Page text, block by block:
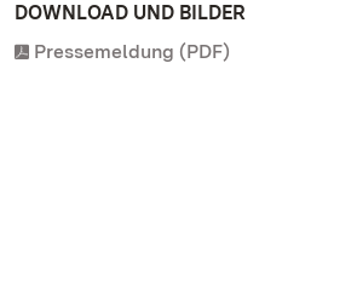
DOWNLOAD UND BILDER
Pressemeldung (PDF)